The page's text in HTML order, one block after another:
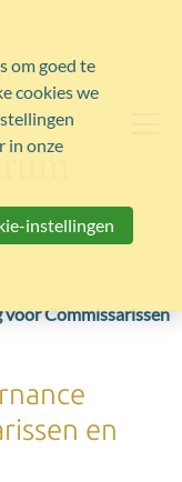
Commissarissen
en
om goed te
cookies we
in onze
instellingen